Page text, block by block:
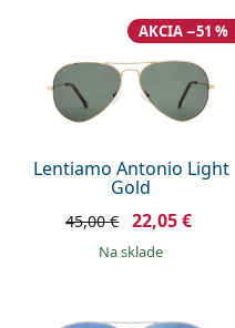
Lentiamo Antonio Light
Gold
AKCIA −51 %
45,00 € 22,05 €
na sklade